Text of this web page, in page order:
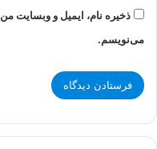
ذخیره نام، ایمیل و وبسایت
می‌نویسم.